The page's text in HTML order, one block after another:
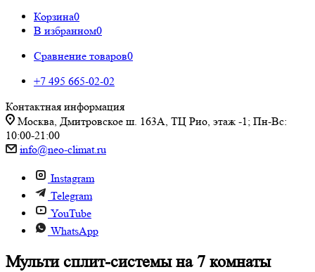
Корзина0
В избранном0
Сравнение товаров0
+7 495 665-02-02
Контактная информация
Москва, Дмитровское ш. 163А, ТЦ Рио, этаж -1; Пн-Вс:
10:00-21:00
info@neo-climat.ru
Instagram
Telegram
YouTube
WhatsApp
Мульти сплит-системы на 7 комнаты